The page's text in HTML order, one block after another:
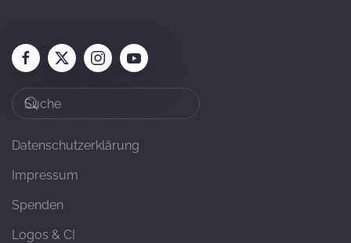
Datenschutzerklärung
Impressum
Spenden
Logos & CI